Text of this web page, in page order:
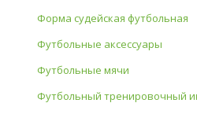
Форма судейская футбольная
Футбольные аксессуары
Футбольные мячи
Футбольный тренировочный